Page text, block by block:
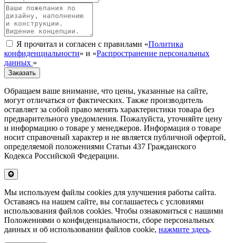
Я прочитал и согласен с правилами «Политика
конфиденциальности» и «Распространение персональных
данных »
Заказать
Обращаем ваше внимание, что цены, указанные на сайте,
могут отличаться от фактических. Также производитель
оставляет за собой право менять характеристики товара без
предварительного уведомления. Пожалуйста, уточняйте цену
и информацию о товаре у менеджеров. Информация о товаре
носит справочный характер и не является публичной офертой,
определяемой положениями Статьи 437 Гражданского
Кодекса Российской Федерации.
Мы используем файлы cookies для улучшения работы сайта.
Оставаясь на нашем сайте, вы соглашаетесь с условиями
использования файлов cookies. Чтобы ознакомиться с нашими
Положениями о конфиденциальности, сборе персональных
данных и об использовании файлов cookie, нажмите здесь.